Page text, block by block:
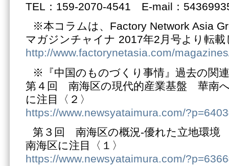
TEL：159-2070-4541 E-mail：
※本コラムは、Factory Network Asia
マガジンチャイナ 2017年2月号より転
http://www.factorynetasia.com/
※『中国のものづくり事情』過去の関
第４回 南海区の現代的産業基盤 華南
に注目〈２〉
https://www.newsyataimura.com/
第３回 南海区の概況‐優れた立地環境
南海区に注目〈１〉
https://www.newsyataimura.com/